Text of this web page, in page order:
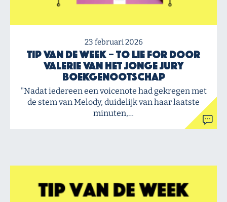
23 februari 2026
Tip van de Week – To Lie For door
Valerie van het Jonge Jury
Boekgenootschap
"Nadat iedereen een voicenote had gekregen met
de stem van Melody, duidelijk van haar laatste
minuten,…